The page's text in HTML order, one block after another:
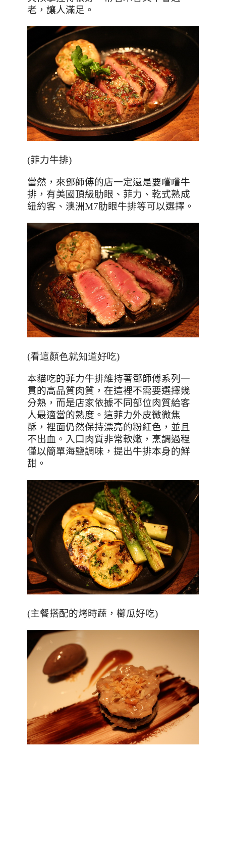
老，讓人滿足。
(菲力牛排)
當然，來鄧師傅的店一定還是要嚐嚐牛
排，有美國頂級肋眼、菲力、乾式熟成
紐約客、澳洲M7肋眼牛排等可以選擇。
(看這顏色就知道好吃)
本貓吃的菲力牛排維持著鄧師傅系列一
貫的高品質肉質，在這裡不需要選擇幾
分熟，而是店家依據不同部位肉質給客
人最適當的熟度。這菲力外皮微微焦
酥，裡面仍然保持漂亮的粉紅色，並且
不出血。入口肉質非常軟嫩，烹調過程
僅以簡單海鹽調味，提出牛排本身的鮮
甜。
(主餐搭配的烤時蔬，櫛瓜好吃)